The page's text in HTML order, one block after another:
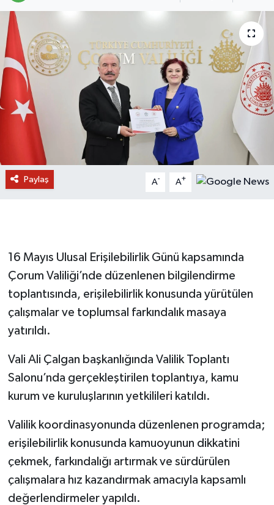
Paylaş A- A+
16 Mayıs Ulusal Erişilebilirlik Günü kapsamında
Çorum Valiliği’nde düzenlenen bilgilendirme
toplantısında, erişilebilirlik konusunda yürütülen
çalışmalar ve toplumsal farkındalık masaya
yatırıldı.
Vali Ali Çalgan başkanlığında Valilik Toplantı
Salonu’nda gerçekleştirilen toplantıya, kamu
kurum ve kuruluşlarının yetkilileri katıldı.
Valilik koordinasyonunda düzenlenen programda;
erişilebilirlik konusunda kamuoyunun dikkatini
çekmek, farkındalığı artırmak ve sürdürülen
çalışmalara hız kazandırmak amacıyla kapsamlı
değerlendirmeler yapıldı.